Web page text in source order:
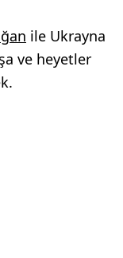
ile Ukrayna
ve heyetler